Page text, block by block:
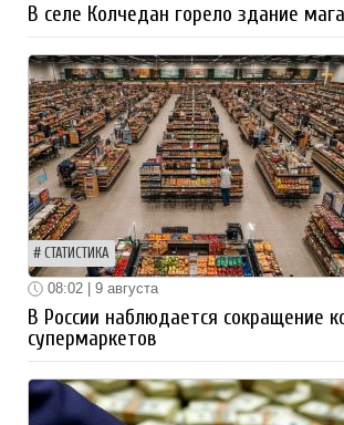
В селе Колчедан горело здание
СТАТИСТИКА
08:02 | 9 августа
В России наблюдается сокращение
супермаркетов